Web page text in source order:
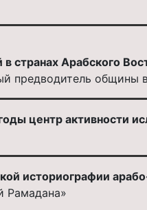
странах Арабского
предводитель общины
центр активности
историографии
Рамадана»